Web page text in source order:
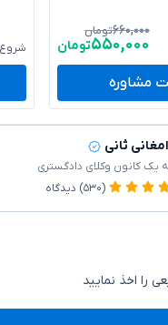
۶۶۰,۰۰۰تومان
۵۵۰,۰۰۰تومان
مشاوره
ثانی
یک کانون وکلای دادگستری
(۵۳۰) دیدگاه
را اخذ نمایید